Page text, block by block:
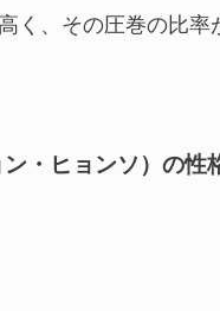
く、その圧巻の比率
ン・ヒョンソ）の性